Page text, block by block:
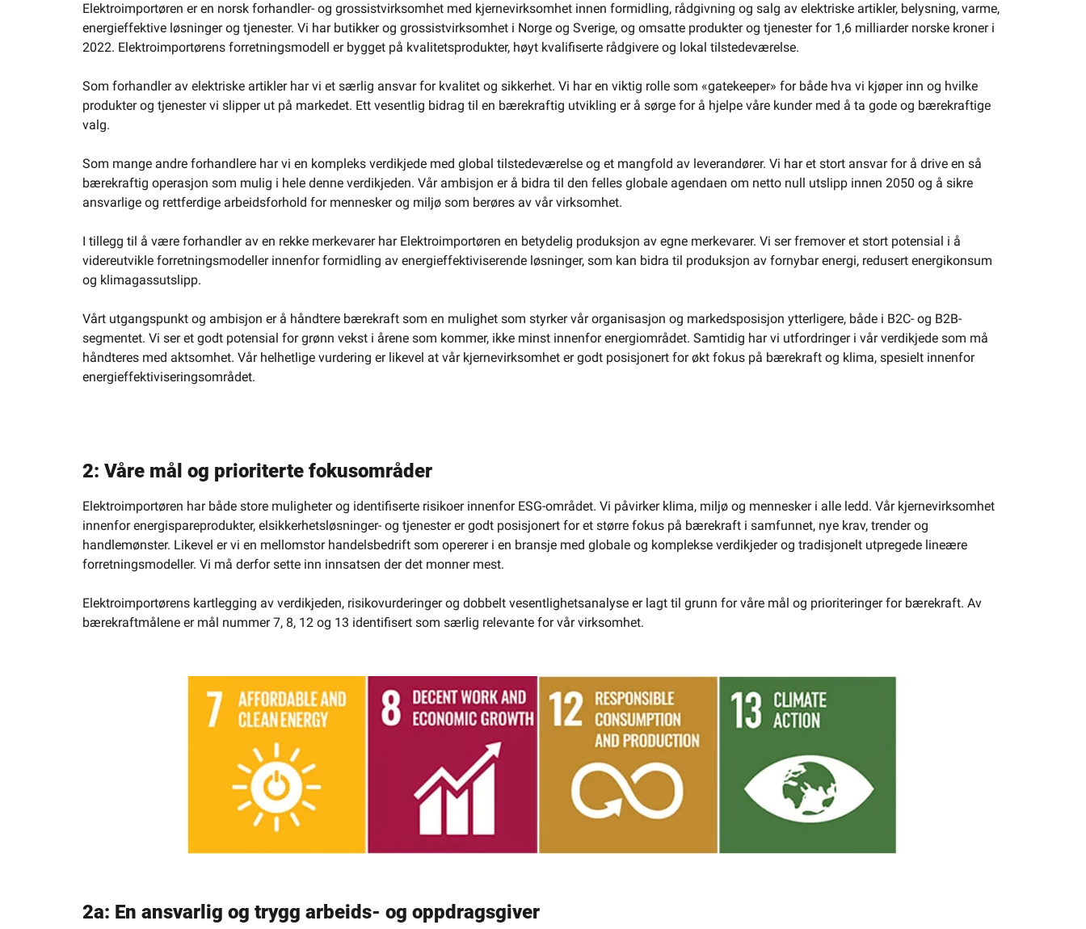
Elektroimportøren er en norsk forhandler- og grossistvirksomhet med kjernevirksomhet innen formidling, rådgivning og salg av elektriske artikler, belysning, varme,
energieffektive løsninger og tjenester. Vi har butikker og grossistvirksomhet i Norge og Sverige, og omsatte produkter og tjenester for 1,6 milliarder norske kroner i
2022. Elektroimportørens forretningsmodell er bygget på kvalitetsprodukter, høyt kvalifiserte rådgivere og lokal tilstedeværelse.
Som forhandler av elektriske artikler har vi et særlig ansvar for kvalitet og sikkerhet. Vi har en viktig rolle som «gatekeeper» for både hva vi kjøper inn og hvilke
produkter og tjenester vi slipper ut på markedet. Ett vesentlig bidrag til en bærekraftig utvikling er å sørge for å hjelpe våre kunder med å ta gode og bærekraftige
valg.
Som mange andre forhandlere har vi en kompleks verdikjede med global tilstedeværelse og et mangfold av leverandører. Vi har et stort ansvar for å drive en så
bærekraftig operasjon som mulig i hele denne verdikjeden. Vår ambisjon er å bidra til den felles globale agendaen om netto null utslipp innen 2050 og å sikre
ansvarlige og rettferdige arbeidsforhold for mennesker og miljø som berøres av vår virksomhet.
I tillegg til å være forhandler av en rekke merkevarer har Elektroimportøren en betydelig produksjon av egne merkevarer. Vi ser fremover et stort potensial i å
videreutvikle forretningsmodeller innenfor formidling av energieffektiviserende løsninger, som kan bidra til produksjon av fornybar energi, redusert energikonsum
og klimagassutslipp.
Vårt utgangspunkt og ambisjon er å håndtere bærekraft som en mulighet som styrker vår organisasjon og markedsposisjon ytterligere, både i B2C- og B2B-
segmentet. Vi ser et godt potensial for grønn vekst i årene som kommer, ikke minst innenfor energiområdet. Samtidig har vi utfordringer i vår verdikjede som må
håndteres med aktsomhet. Vår helhetlige vurdering er likevel at vår kjernevirksomhet er godt posisjonert for økt fokus på bærekraft og klima, spesielt innenfor
energieffektiviseringsområdet.
2: Våre mål og prioriterte fokusområder
Elektroimportøren har både store muligheter og identifiserte risikoer innenfor ESG-området. Vi påvirker klima, miljø og mennesker i alle ledd. Vår kjernevirksomhet
innenfor energispareprodukter, elsikkerhetsløsninger- og tjenester er godt posisjonert for et større fokus på bærekraft i samfunnet, nye krav, trender og
handlemønster. Likevel er vi en mellomstor handelsbedrift som opererer i en bransje med globale og komplekse verdikjeder og tradisjonelt utpregede lineære
forretningsmodeller. Vi må derfor sette inn innsatsen der det monner mest.
Elektroimportørens kartlegging av verdikjeden, risikovurderinger og dobbelt vesentlighetsanalyse er lagt til grunn for våre mål og prioriteringer for bærekraft. Av
bærekraftmålene er mål nummer 7, 8, 12 og 13 identifisert som særlig relevante for vår virksomhet.
2a: En ansvarlig og trygg arbeids- og oppdragsgiver